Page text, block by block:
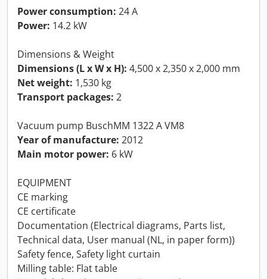
Power consumption: 24 A
Power: 14.2 kW
Dimensions & Weight
Dimensions (L x W x H): 4,500 x 2,350 x 2,000 mm
Net weight: 1,530 kg
Transport packages: 2
Vacuum pump BuschMM 1322 A VM8
Year of manufacture: 2012
Main motor power: 6 kW
EQUIPMENT
CE marking
CE certificate
Documentation (Electrical diagrams, Parts list,
Technical data, User manual (NL, in paper form))
Safety fence, Safety light curtain
Milling table: Flat table